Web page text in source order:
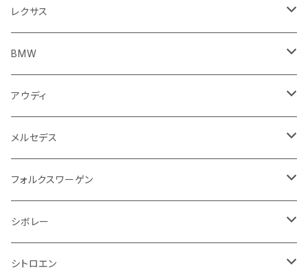
プジョー
ランドローバー
ルノー
キャデラック
アストンマーティン
シボレー
フォード
ジャガー
キャデラック
シボレー
シトロエン
アルファロメオ
ランドローバー
フィアット
BMW
キャデラック
シボレー
クライスラー
シトロエン
フィアット
ヒュンダイ
センタークラスター
グローブボックス
シフトレバー
センターコンソール
ステアリングホイール
ステアリング
パワーステアリング系
エンジン
エンジンVベルト
ラジエーター
KTM
プジョー
ハスクバーナ
ロイヤルエンフィールド
キムコ
SYM
収納用品
クラッチホース
ライト系
タンク系
キャブレター
その他
アクセルブレーキペダル
オイルクーラー
ケーブル系
吸気系
ラジエーター
ミラー
タイヤ回り系
エンジン回り
ミラー
サイドミラー
トランクマット
タンドラ
サイドミラー
ライト系
エンジン系部品
スポイラー
ワイパー系
バンパー
外装系
アームレスト
バイク 排気系
マフラー
サイドミラー
バイク ハンドル系
エンジン系
エンジンカバー
足回り系
サスペンション
フロントガラス回り
リアガラス回り
ライト系
インパネ周り
その他
トランクマット
足回り
フロントガラス回り
ワイパー
足回り系
フェンダー
バンパー
ライト系
ヘッドライト
トランクマット
運転席周り
アームレスト
フロントガラス回り
ワイパー
運転席周り
足回り
サスペンション
フロアマット
フロントガラス回り
ワイパー
その他
足回り系
フェンダー
レクサス
フロアマット
トランクマット
シートカバー
BMW
フロアマット
オーディオ系
サイドミラー
ハンドル系
その他
アウディ
フロアマット
プラグ系
イグニッションコイル
ブレーキ系
アンチロックブレーキ
運転席周り
メルセデス
フロアマット
リアバンパー
その他
フォルクスワーゲン
フロアマット
プラグ系
シボレー
フロアマット
シトロエン